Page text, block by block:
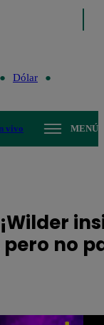
Dólar
vivo MENÚ
no